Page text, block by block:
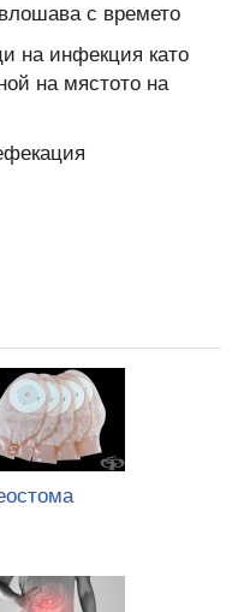
с времето
на инфекция като
на мястото на